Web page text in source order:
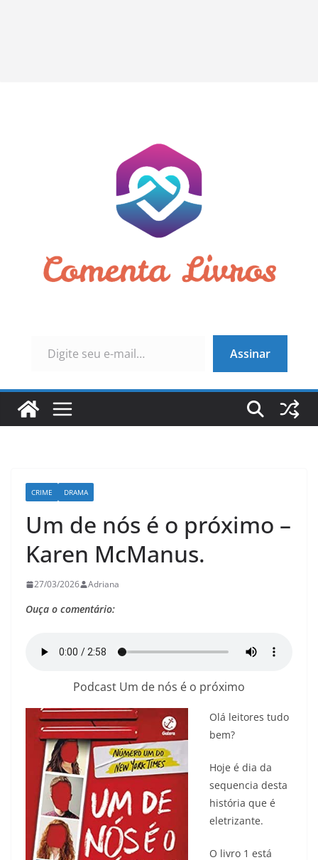
Assinar
CRIME DRAMA
Um de nós é o próximo –
Karen McManus.
27/03/2026 Adriana
Ouça o comentário:
Podcast Um de nós é o próximo
Olá leitores tudo
bem?
Hoje é dia da
sequencia desta
história que é
eletrizante.
O livro 1 está